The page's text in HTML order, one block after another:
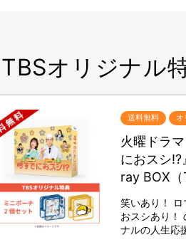
TBSオリジナル
送料無料 オ
火曜ドラ
におスシ
ray BOX（
ナル特典・
料・3枚組
笑いあり！ ロ
おスシあり！
ナルの人生応